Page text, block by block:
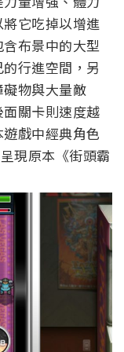
它吃掉以增進
布景中的大型
行進空間，另
物與大量敵
關卡則速度越
戲中經典角色
現原本《街頭霸